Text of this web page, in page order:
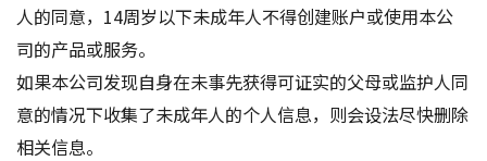
人的同意，14周岁以下未成年人不得创建账户或使用本公
司的产品或服务。
如果本公司发现自身在未事先获得可证实的父母或监护人同
意的情况下收集了未成年人的个人信息，则会设法尽快删除
相关信息。